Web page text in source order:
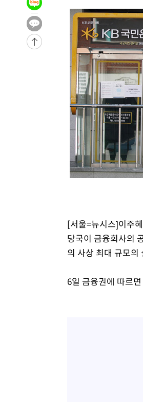
-30170초 전 >
11시간 압수수색에 성접
-29192초 전 >
[속보]규제합리화위원회
병태 후임
-25550초 전 >
[속보]국힘 윤리위, '돌려
[속보] 7월 중국 수출
[속보]'채상병 순직 책임'
[속보]종합특검, '관저이
민주 콩고 에볼라환자 4
[속보]'300억원대 사기 혐
"미 전국적 살모네라 식중
[속보]경찰·노동부, HL만
[속보]합수본, '투표율 허
[속보]원·달러 환율, 오전
시리아 다마스쿠스 교외에
입추에도 극한더위…서울
이란, 호르무즈서 "적국 목
[서울=뉴시스]이주
당국이 금융회사의
의 사상 최대 규모
6일 금융권에 따르